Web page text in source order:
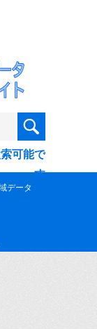
可能で
す
データ